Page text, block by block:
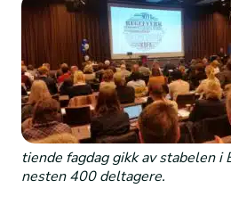
tiende fagdag gikk av stabelen i
nesten 400 deltagere.